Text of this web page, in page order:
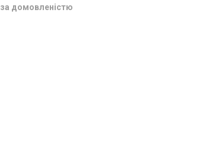
за домовленістю